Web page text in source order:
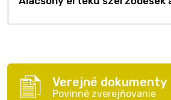
Verejné dokumenty
Povinné zverejňovanie